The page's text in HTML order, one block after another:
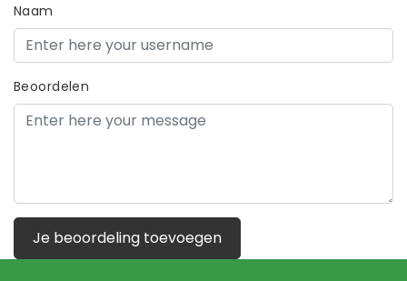
Naam
Beoordelen
Je beoordeling toevoegen